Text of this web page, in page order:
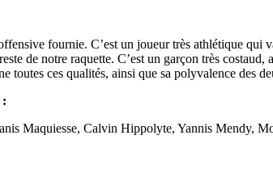
fournie. C’est un joueur très athlétique qui
de notre raquette. C’est un garçon très
toutes ces qualités, ainsi que sa polyvalence des
:
Maquiesse, Calvin Hippolyte, Yannis Mendy,